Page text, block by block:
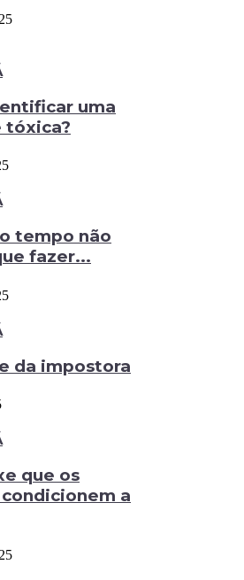
uma
tóxica?
tempo não
fazer...
da impostora
que os
a